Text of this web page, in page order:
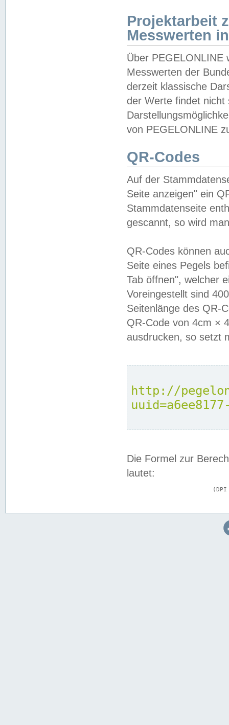
Projektarbeit
Messwerten
Über PEGELONLINE
Messwerten der
derzeit klassische
der Werte findet
von PEGELONLINE
QR-Codes
Auf der
Seite anzeigen" ein
Stammdatenseite
gescannt, so wird
QR-Codes können
Seite eines Pegels
Tab öffnen", welcher
Voreingestellt sind
Seitenlänge des QR-
QR-Code von 4cm ×
ausdrucken, so setzt
http://
Die Formel zur
lautet: